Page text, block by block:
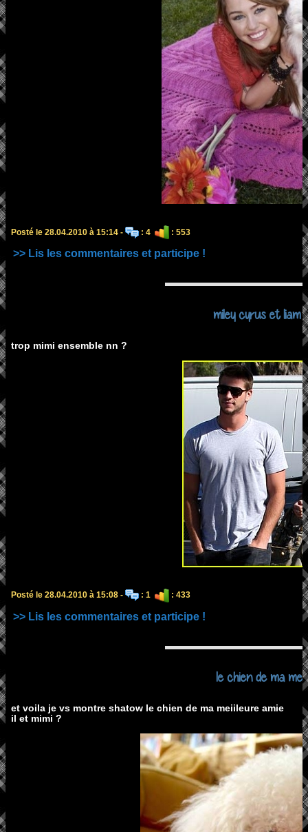
Posté le 28.04.2010 à 15:14 - : 4 : 553
>> Lis les commentaires et participe !
miley cyrus et liam
trop mimi ensemble nn ?
Posté le 28.04.2010 à 15:08 - : 1 : 433
>> Lis les commentaires et participe !
le chien de ma
et voila je vs montre shatow le chien de ma meiileure amie
il et mimi ?